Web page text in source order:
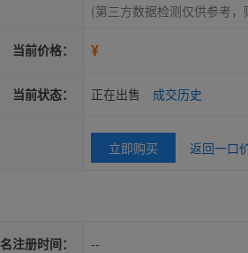
(第三方数据检测仅供参考
当前价格： ¥
当前状态： 正在出售 成交历史
立即购买 返回一口
注册时间： --